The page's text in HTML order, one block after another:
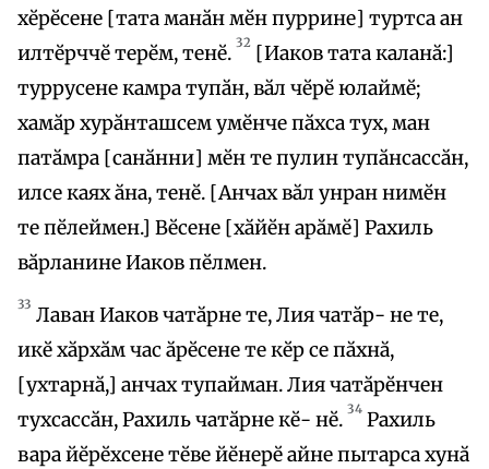
хӗрӗсене [тата манӑн мӗн пуррине] туртса ан
илтӗрччӗ терӗм, тенӗ. 32 [Иаков тата каланӑ:]
туррусене камра тупӑн, вӑл чӗрӗ юлаймӗ;
хамӑр хурӑнташсем умӗнче пӑхса тух, ман
патӑмра [санӑнни] мӗн те пулин тупӑнсассӑн,
илсе каях ӑна, тенӗ. [Анчах вӑл унран нимӗн
те пӗлеймен.] Вӗсене [хӑйӗн арӑмӗ] Рахиль
вӑрланине Иаков пӗлмен.
33 Лаван Иаков чатӑрне те, Лия чатӑр- не те,
икӗ хӑрхӑм час ӑрӗсене те кӗр се пӑхнӑ,
[ухтарнӑ,] анчах тупайман. Лия чатӑрӗнчен
тухсассӑн, Рахиль чатӑрне кӗ- нӗ. 34 Рахиль
вара йӗрӗхсене тӗве йӗнерӗ айне пытарса хунӑ